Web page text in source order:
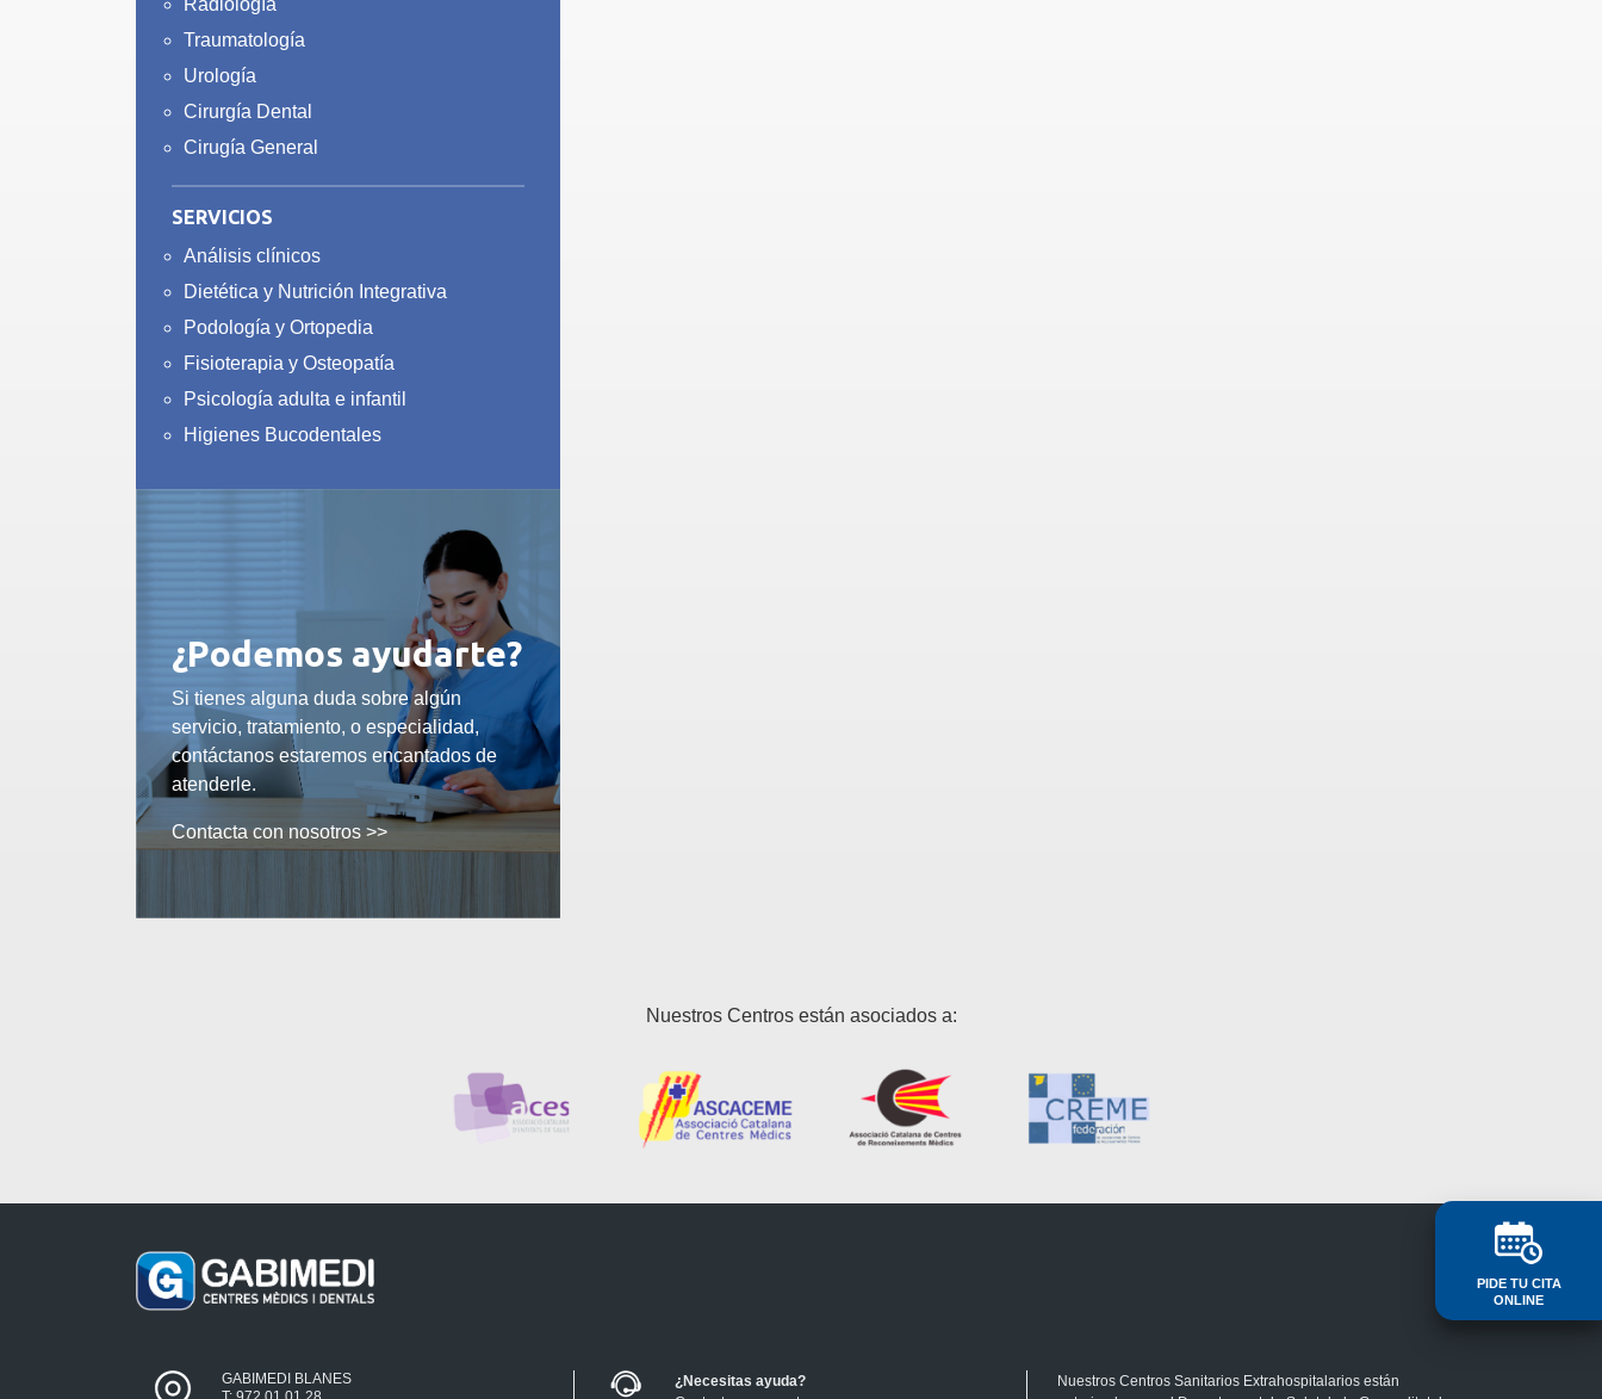
Traumatología
Urología
Cirurgía Dental
Cirugía General
SERVICIOS
Análisis clínicos
Dietética y Nutrición Integrativa
Podología y Ortopedia
Fisioterapia y Osteopatía
Psicología adulta e infantil
Higienes Bucodentales
¿Podemos ayudarte?
Si tienes alguna duda sobre algún
servicio, tratamiento, o especialidad,
contáctanos estaremos encantados de
atenderle.
Contacta con nosotros >>
PIDE TU CITA
ONLINE
Nuestros Centros están asociados a:
GABIMEDI BLANES
¿Necesitas ayuda?
Nuestros Centros Sanitarios Extrahospitalarios están